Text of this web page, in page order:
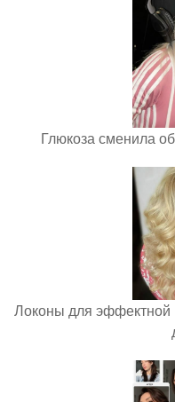
Глюкоза сменила
Локоны для эффектной